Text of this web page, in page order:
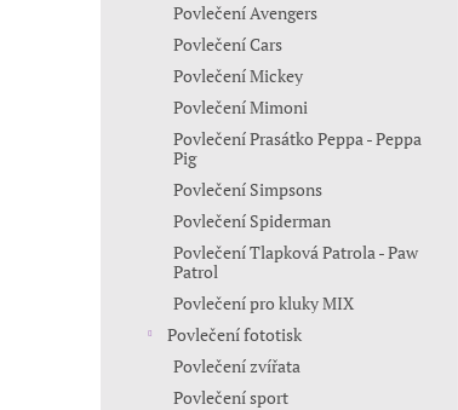
Povlečení Avengers
Povlečení Cars
Povlečení Mickey
Povlečení Mimoni
Povlečení Prasátko Peppa - Peppa
Pig
Povlečení Simpsons
Povlečení Spiderman
Povlečení Tlapková Patrola - Paw
Patrol
Povlečení pro kluky MIX
Povlečení fototisk
Povlečení zvířata
Povlečení sport